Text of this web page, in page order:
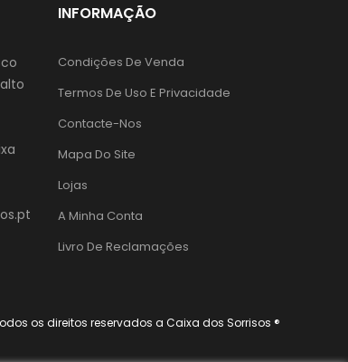
INFORMAÇÃO
Condições De Venda
Termos De Uso E Privacidade
Contacte-Nos
Mapa Do Site
Lojas
A Minha Conta
Livro De Reclamações
os direitos reservados a Caixa dos Sorrisos ®